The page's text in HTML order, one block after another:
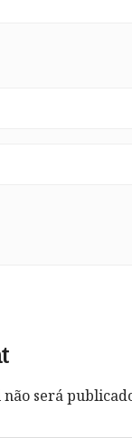
será